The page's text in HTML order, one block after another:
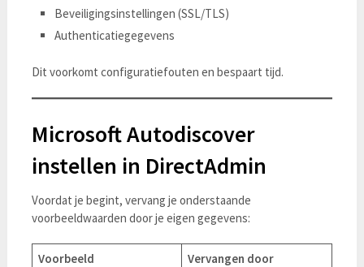
Beveiligingsinstellingen (SSL/TLS)
Authenticatiegegevens
Dit voorkomt configuratiefouten en bespaart tijd.
Microsoft Autodiscover
instellen in DirectAdmin
Voordat je begint, vervang je onderstaande
voorbeeldwaarden door je eigen gegevens:
Voorbeeld Vervangen door